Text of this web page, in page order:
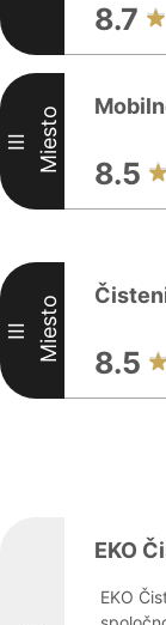
8.7
III Miesto 8.5
III Miesto 8.5
EKO
EKO